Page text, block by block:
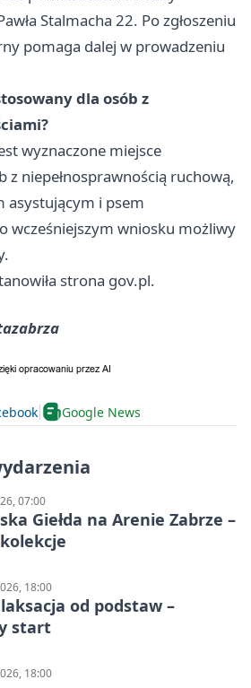
Stalmacha 22. Po zgłoszeniu
pomaga dalej w prowadzeniu
dla osób z
wyznaczone miejsce
z niepełnosprawnością ruchową,
asystującym i psem
wcześniejszym wniosku możliwy
strona gov.pl.
Google News
07:00
Giełda na Arenie Zabrze –
18:00
od podstaw –
start
18:00